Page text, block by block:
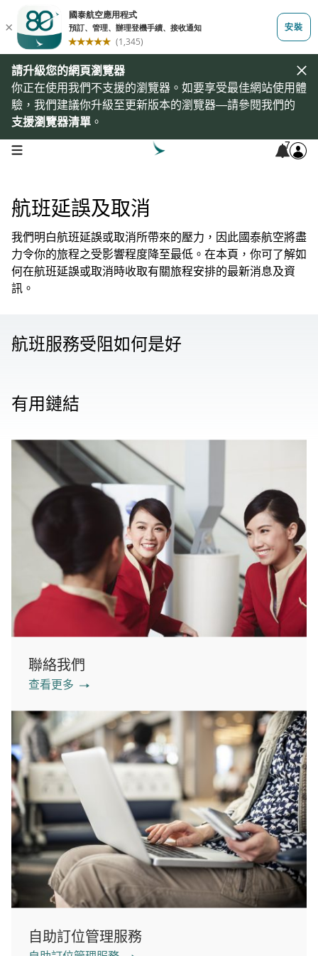
請升級您的網頁瀏覽器
你正在使用我們不支援的瀏覽器。如要享受最佳網站使用體
驗，我們建議你升級至更新版本的瀏覽器—請參閱我們的
支援瀏覽器清單 。
open navigation menu 7
航班延誤及取消
我們明白航班延誤或取消所帶來的壓力，因此國泰航空將盡
力令你的旅程之受影響程度降至最低。在本頁，你可了解如
何在航班延誤或取消時收取有關旅程安排的最新消息及資
訊。
航班服務受阻如何是好
有用鏈結
聯絡我們
查看更多
自助訂位管理服務